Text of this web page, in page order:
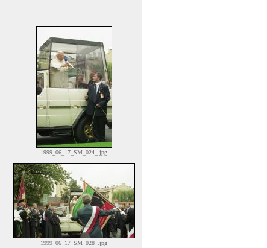
1999_06_17_SM_024_.jpg
1999_06_17_SM_028_.jpg